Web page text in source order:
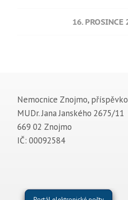
16. PROSINCE
/
Nemocnice Znojmo,
MUDr. Jana Janského 2675/11
669 02 Znojmo
IČ: 00092584